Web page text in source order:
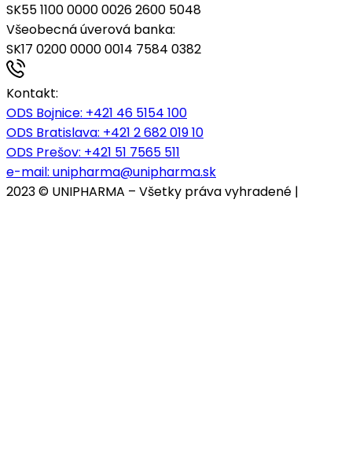
SK55 1100 0000 0026 2600 5048
Všeobecná úverová banka:
SK17 0200 0000 0014 7584 0382
Kontakt:
ODS Bojnice: +421 46 5154 100
ODS Bratislava: +421 2 682 019 10
ODS Prešov: +421 51 7565 511
e-mail: unipharma@unipharma.sk
2023 © UNIPHARMA – Všetky práva vyhradené |